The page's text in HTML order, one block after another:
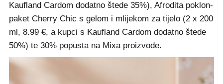
Kaufland Cardom dodatno štede 35%), Afrodita poklon-
paket Cherry Chic s gelom i mlijekom za tijelo (2 x 200
ml, 8.99 €, a kupci s Kaufland Cardom dodatno štede
50%) te 30% popusta na Mixa proizvode.